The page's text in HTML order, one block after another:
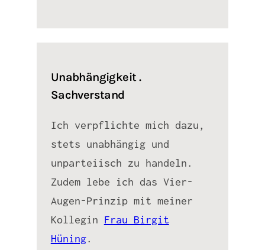
Unabhängigkeit .
Sachverstand
Ich verpflichte mich dazu,
stets unabhängig und
unparteiisch zu handeln.
Zudem lebe ich das Vier-
Augen-Prinzip mit meiner
Kollegin Frau Birgit
Hüning.